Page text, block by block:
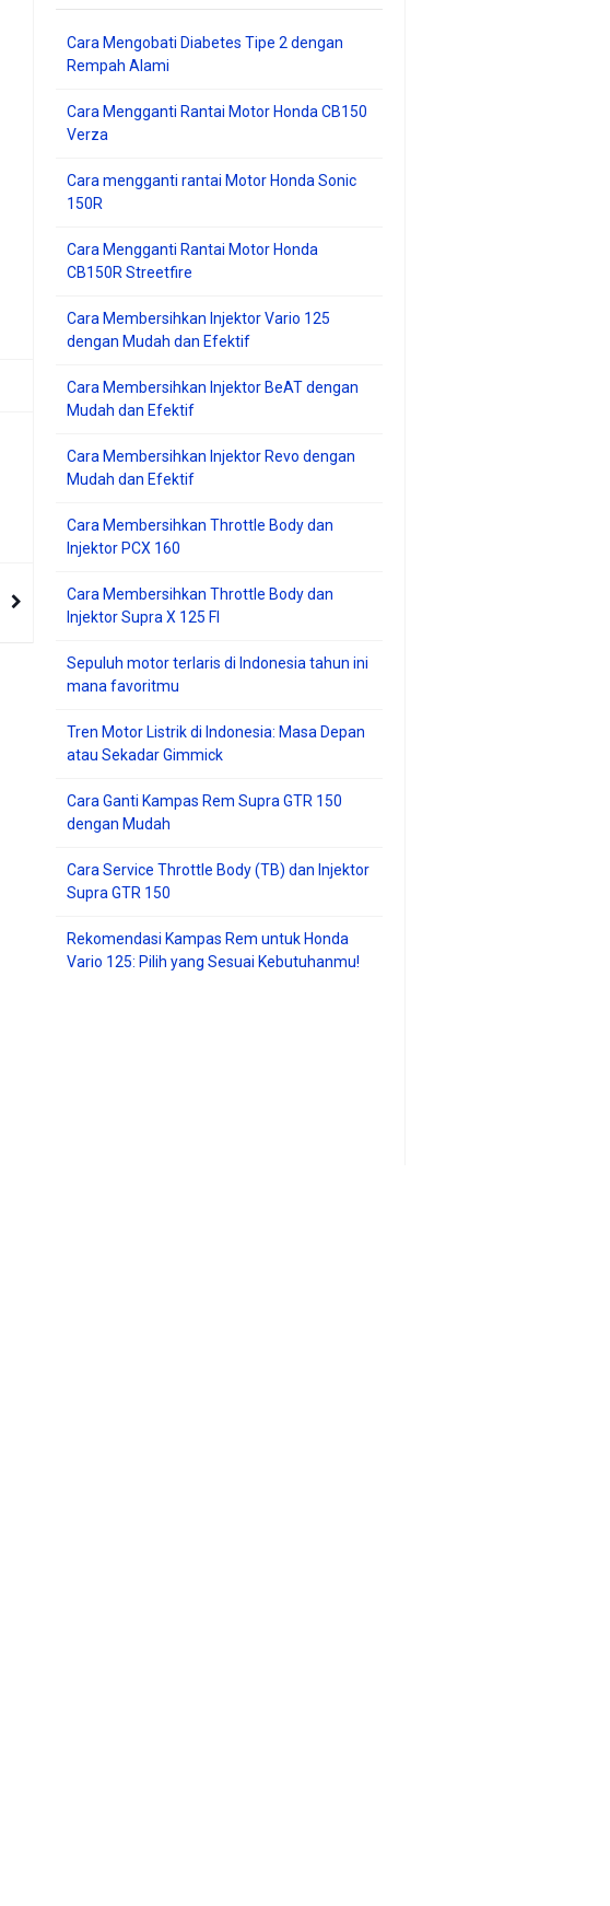
Cara Mengobati Diabetes Tipe 2 dengan
Rempah Alami
Cara Mengganti Rantai Motor Honda CB150
Verza
Cara mengganti rantai Motor Honda Sonic
150R
Cara Mengganti Rantai Motor Honda
CB150R Streetfire
Cara Membersihkan Injektor Vario 125
dengan Mudah dan Efektif
Cara Membersihkan Injektor BeAT dengan
Mudah dan Efektif
Cara Membersihkan Injektor Revo dengan
Mudah dan Efektif
Cara Membersihkan Throttle Body dan
Injektor PCX 160
Cara Membersihkan Throttle Body dan
Injektor Supra X 125 FI
Sepuluh motor terlaris di Indonesia tahun ini
mana favoritmu
Tren Motor Listrik di Indonesia: Masa Depan
atau Sekadar Gimmick
Cara Ganti Kampas Rem Supra GTR 150
dengan Mudah
Cara Service Throttle Body (TB) dan Injektor
Supra GTR 150
Rekomendasi Kampas Rem untuk Honda
Vario 125: Pilih yang Sesuai Kebutuhanmu!